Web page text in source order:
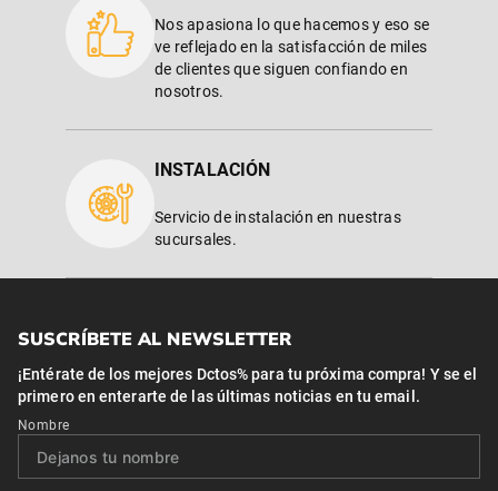
Nos apasiona lo que hacemos y eso se
ve reflejado en la satisfacción de miles
de clientes que siguen confiando en
nosotros.
INSTALACIÓN
Servicio de instalación en nuestras
sucursales.
SUSCRÍBETE AL NEWSLETTER
¡Entérate de los mejores Dctos% para tu próxima compra! Y se el
primero en enterarte de las últimas noticias en tu email.
Nombre